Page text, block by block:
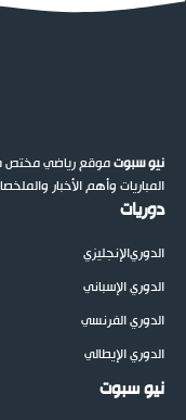
نيو سبوتموقع رياضي مختص
المباريات وأهم الأخبار
دوريات
الدوريالإنجليزي
الدوري الإسباني
الدوري الفرنسي
الدوري الإيطالي
نيو سبوت